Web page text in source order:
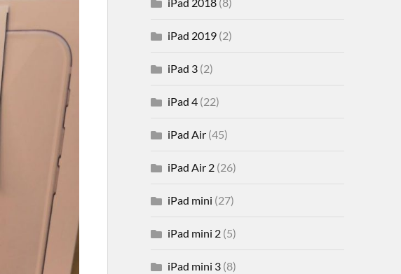
iPad 2019(2)
iPad 3(2)
iPad 4(22)
iPad Air(45)
iPad Air 2(26)
iPad mini (27)
iPad mini 2(5)
iPad mini 3(8)